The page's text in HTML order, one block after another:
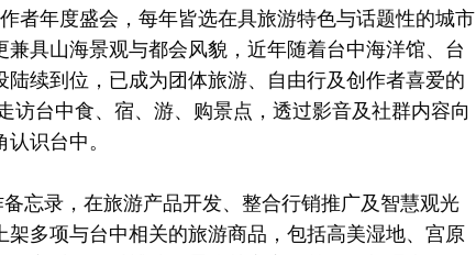
者年度盛会，每年皆选在具旅游特色与话题性的城市
具山海景观与都会风貌，近年随着台中海洋馆、台
续到位，已成为团体旅游、自由行及创作者喜爱的
访台中食、宿、游、购景点，透过影音及社群内容向
识台中。
忘录，在旅游产品开发、整合行销推广及智慧观光
多项与台中相关的旅游商品，包括高美湿地、宫原